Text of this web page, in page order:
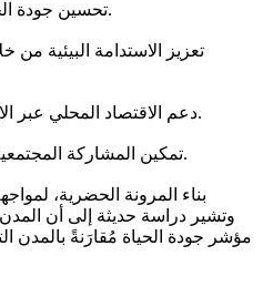
(1) تحسين جودة الحياة عبر خدمات عامّة فعالة.
(3) دعم الاقتصاد المحلي عبر الابتكار الرقمي وريادة الأعمال.
(4) تمكين المشاركة المجتمعية عبر منصات رقمية تفاعلية.
مؤشر جودة الحياة مُقارَنةً بالمدن